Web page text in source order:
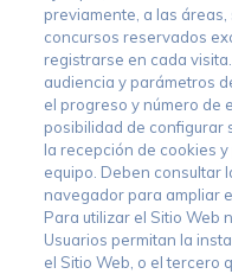
previamente, a las
concursos reservados
registrarse en cada
audiencia y parámetros
el progreso y número de
posibilidad de configurar
la recepción de cookies
equipo. Deben consultar
navegador para ampliar
Para utilizar el Sitio Web
Usuarios permitan la
el Sitio Web, o el tercero